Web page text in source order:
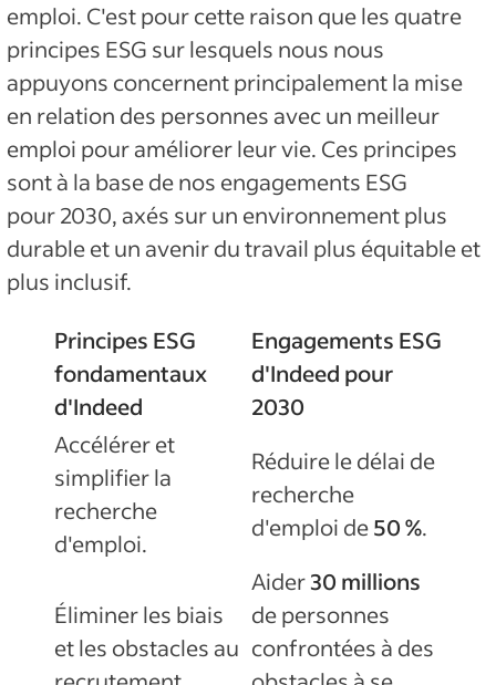
emploi. C'est pour cette raison que les quatre
principes ESG sur lesquels nous nous
appuyons concernent principalement la mise
en relation des personnes avec un meilleur
emploi pour améliorer leur vie. Ces principes
sont à la base de nos engagements ESG
pour 2030, axés sur un environnement plus
durable et un avenir du travail plus équitable et
plus inclusif.
Principes ESG
fondamentaux
d'Indeed
Engagements ESG
d'Indeed pour
2030
Accélérer et
simplifier la
recherche
d'emploi.
Réduire le délai de
recherche
d'emploi de50 %.
Éliminer les biais
et les obstacles au
Aider30 millions
de personnes
confrontées à des